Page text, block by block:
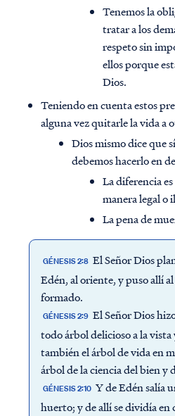
Tenemos la
tratar a los
respeto sin
ellos porque
Dios.
Teniendo en cuenta estos
alguna vez quitarle la vida a
Dios mismo dice que
debemos hacerlo en
La diferencia
manera legal o
La pena de
GÉNESIS 2:8 El Señor Dios
Edén, al oriente, y puso allí
formado.
GÉNESIS 2:9 El Señor Dios
todo árbol delicioso a la
también el árbol de vida en
árbol de la ciencia del bien y
GÉNESIS 2:10 Y de Edén salía
huerto; y de allí se dividía en